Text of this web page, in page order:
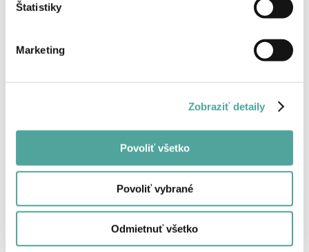
Štatistiky
Marketing
Zobraziť detaily
Povoliť všetko
Povoliť vybrané
Odmietnuť všetko